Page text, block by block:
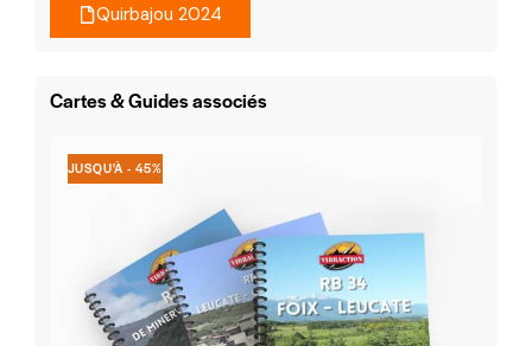
Quirbajou 2024
Cartes & Guides associés
JUSQU'À - 45%